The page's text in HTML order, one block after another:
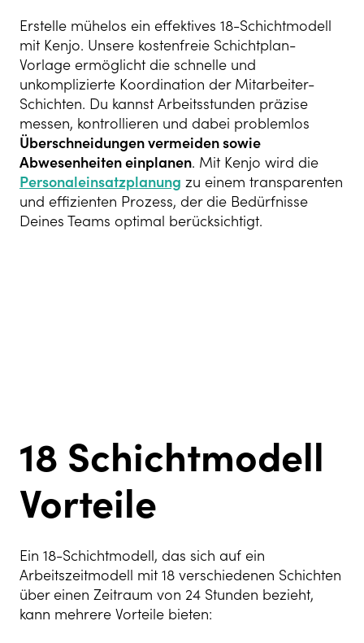
Erstelle mühelos ein effektives 18-Schichtmodell
mit Kenjo. Unsere kostenfreie Schichtplan-
Vorlage ermöglicht die schnelle und
unkomplizierte Koordination der Mitarbeiter-
Schichten. Du kannst Arbeitsstunden präzise
messen, kontrollieren und dabei problemlos
Überschneidungen vermeiden sowie
Abwesenheiten einplanen. Mit Kenjo wird die
Personaleinsatzplanung zu einem transparenten
und effizienten Prozess, der die Bedürfnisse
Deines Teams optimal berücksichtigt.
18 Schichtmodell
Vorteile
Ein 18-Schichtmodell, das sich auf ein
Arbeitszeitmodell mit 18 verschiedenen Schichten
über einen Zeitraum von 24 Stunden bezieht,
kann mehrere Vorteile bieten: